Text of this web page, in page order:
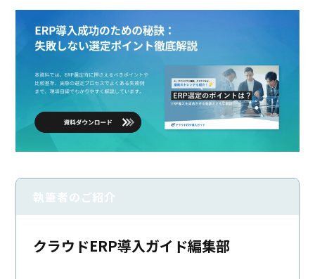
執筆者のご紹介
クラウドERP導入ガイド編集部